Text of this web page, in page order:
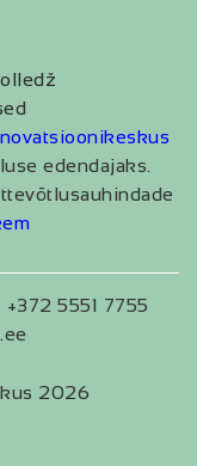
edendajaks.
+372 5551 7755
2026